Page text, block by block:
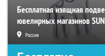
Бесплатная изящная
ювелирных магазинов
Россия